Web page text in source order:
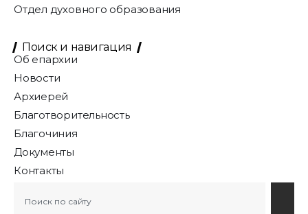
Отдел духовного образования
Поиск и навигация
Об епархии
Новости
Архиерей
Благотворительность
Благочиния
Документы
Контакты